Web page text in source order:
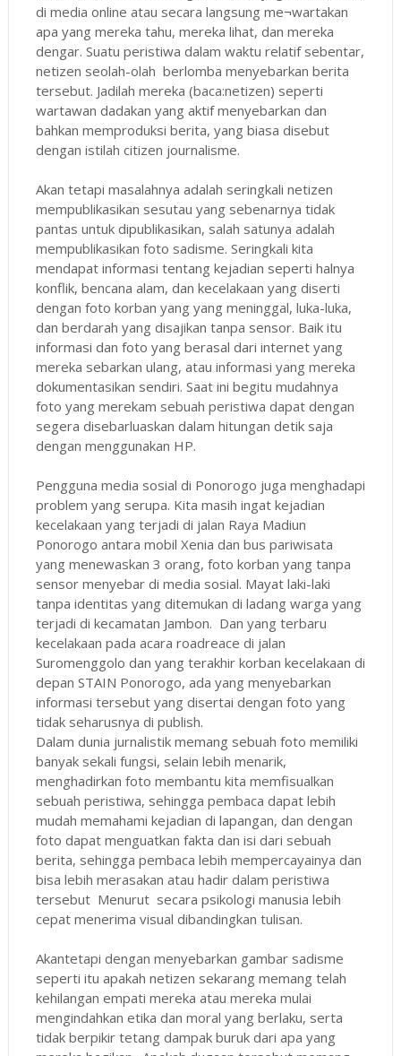
di media online atau secara langsung me¬wartakan
apa yang mereka tahu, mereka lihat, dan mereka
dengar. Suatu peristiwa dalam waktu relatif sebentar,
netizen seolah-olah berlomba menyebarkan berita
tersebut. Jadilah mereka (baca:netizen) seperti
wartawan dadakan yang aktif menyebarkan dan
bahkan memproduksi berita, yang biasa disebut
dengan istilah citizen journalisme.
Akan tetapi masalahnya adalah seringkali netizen
mempublikasikan sesutau yang sebenarnya tidak
pantas untuk dipublikasikan, salah satunya adalah
mempublikasikan foto sadisme. Seringkali kita
mendapat informasi tentang kejadian seperti halnya
konflik, bencana alam, dan kecelakaan yang diserti
dengan foto korban yang yang meninggal, luka-luka,
dan berdarah yang disajikan tanpa sensor. Baik itu
informasi dan foto yang berasal dari internet yang
mereka sebarkan ulang, atau informasi yang mereka
dokumentasikan sendiri. Saat ini begitu mudahnya
foto yang merekam sebuah peristiwa dapat dengan
segera disebarluaskan dalam hitungan detik saja
dengan menggunakan HP.
Pengguna media sosial di Ponorogo juga menghadapi
problem yang serupa. Kita masih ingat kejadian
kecelakaan yang terjadi di jalan Raya Madiun
Ponorogo antara mobil Xenia dan bus pariwisata
yang menewaskan 3 orang, foto korban yang tanpa
sensor menyebar di media sosial. Mayat laki-laki
tanpa identitas yang ditemukan di ladang warga yang
terjadi di kecamatan Jambon. Dan yang terbaru
kecelakaan pada acara roadreace di jalan
Suromenggolo dan yang terakhir korban kecelakaan di
depan STAIN Ponorogo, ada yang menyebarkan
informasi tersebut yang disertai dengan foto yang
tidak seharusnya di publish.
Dalam dunia jurnalistik memang sebuah foto memiliki
banyak sekali fungsi, selain lebih menarik,
menghadirkan foto membantu kita memfisualkan
sebuah peristiwa, sehingga pembaca dapat lebih
mudah memahami kejadian di lapangan, dan dengan
foto dapat menguatkan fakta dan isi dari sebuah
berita, sehingga pembaca lebih mempercayainya dan
bisa lebih merasakan atau hadir dalam peristiwa
tersebut Menurut secara psikologi manusia lebih
cepat menerima visual dibandingkan tulisan.
Akantetapi dengan menyebarkan gambar sadisme
seperti itu apakah netizen sekarang memang telah
kehilangan empati mereka atau mereka mulai
mengindahkan etika dan moral yang berlaku, serta
tidak berpikir tetang dampak buruk dari apa yang